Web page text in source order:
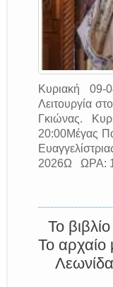
Κυριακή
Λειτουργία
Γκιώνας.
20:00Μέγας
2026Ω ΩΡΑ:
Το
Το αρχαίο